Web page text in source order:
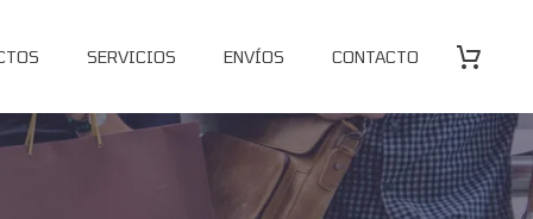
SERVICIOS ENVÍOS CONTACTO